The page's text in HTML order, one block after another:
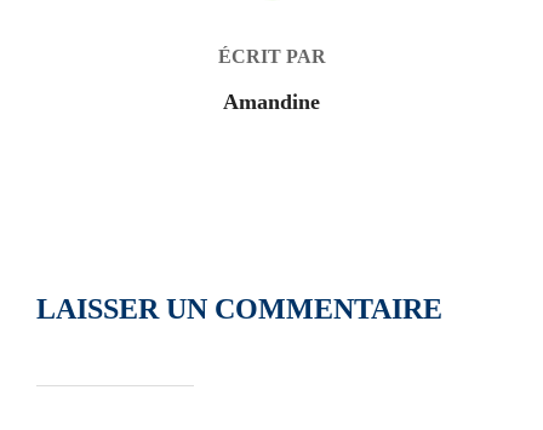
ÉCRIT PAR
Amandine
LAISSER UN COMMENTAIRE